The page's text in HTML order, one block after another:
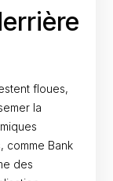
floues,
la
comme Bank
des